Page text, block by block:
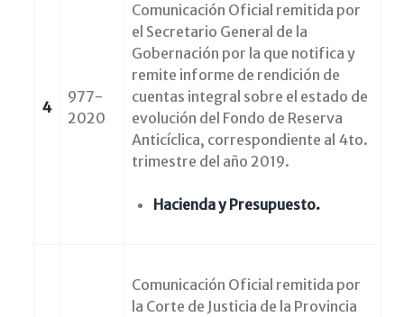
4
977-
2020
Comunicación Oficial remitida por
el Secretario General de la
Gobernación por la que notifica y
remite informe de rendición de
cuentas integral sobre el estado de
evolución del Fondo de Reserva
Anticíclica, correspondiente al 4to.
trimestre del año 2019.
Hacienda y Presupuesto.
Comunicación Oficial remitida por
la Corte de Justicia de la Provincia